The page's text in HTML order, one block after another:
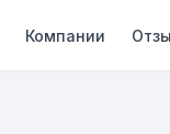
Компании